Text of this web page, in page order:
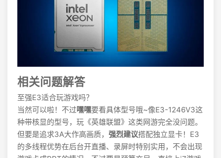
相关问题解答
至强E3适合玩游戏吗？
当然可以啦！不过嘿嘿要看具体型号哦~像E3-1246V3这
种带核显的型号，玩《英雄联盟》这类网游完全没问题。
但要是追求3A大作高画质， 强烈建议搭配独立显卡！E3
的多线程优势在后台开直播、录屏时特别实用，不会出现